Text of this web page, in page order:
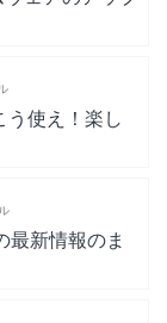
う使え！楽し
最新情報のま